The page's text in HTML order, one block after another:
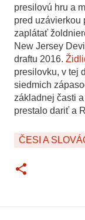
presilovú hru a
pred uzávierkou
zaplátať
New Jersey
draftu 2016.
presilovku, v tej
siedmich
základnej časti
prestalo dariť a
ČESI A